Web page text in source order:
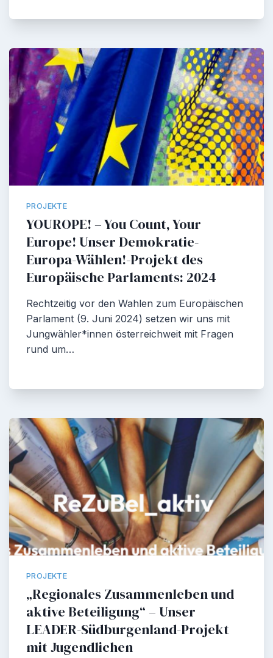
PROJEKTE
YOUROPE! – You Count, Your
Europe! Unser Demokratie-
Europa-Wählen!-Projekt des
Europäische Parlaments: 2024
Rechtzeitig vor den Wahlen zum Europäischen
Parlament (9. Juni 2024) setzen wir uns mit
Jungwähler*innen österreichweit mit Fragen
rund um…
PROJEKTE
„Regionales Zusammenleben und
aktive Beteiligung“ – Unser
LEADER-Südburgenland-Projekt
mit Jugendlichen